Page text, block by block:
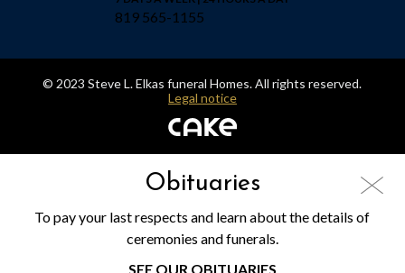
819 565-1155
© 2023 Steve L. Elkas funeral Homes. All rights reserved.
Legal notice
Obituaries
To pay your last respects and learn about the details of
ceremonies and funerals.
SEE OUR OBITUARIES